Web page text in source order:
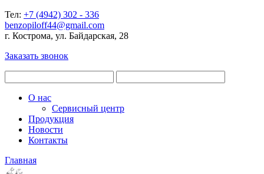
Тел: +7 (4942) 302 - 336
benzopiloff44@gmail.com
г. Кострома, ул. Байдарская, 28
Заказать звонок
О нас
Сервисный центр
Продукция
Новости
Контакты
Главная